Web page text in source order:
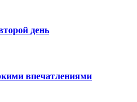
день
впечатлениями